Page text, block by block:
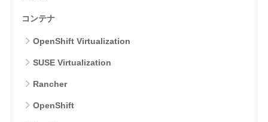
コンテナ
OpenShift Virtualization
SUSE Virtualization
Rancher
OpenShift